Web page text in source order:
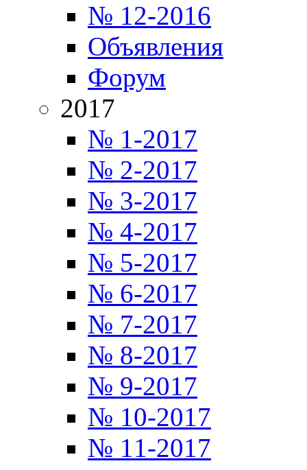
№ 12-2016
Объявления
Форум
2017
№ 1-2017
№ 2-2017
№ 3-2017
№ 4-2017
№ 5-2017
№ 6-2017
№ 7-2017
№ 8-2017
№ 9-2017
№ 10-2017
№ 11-2017